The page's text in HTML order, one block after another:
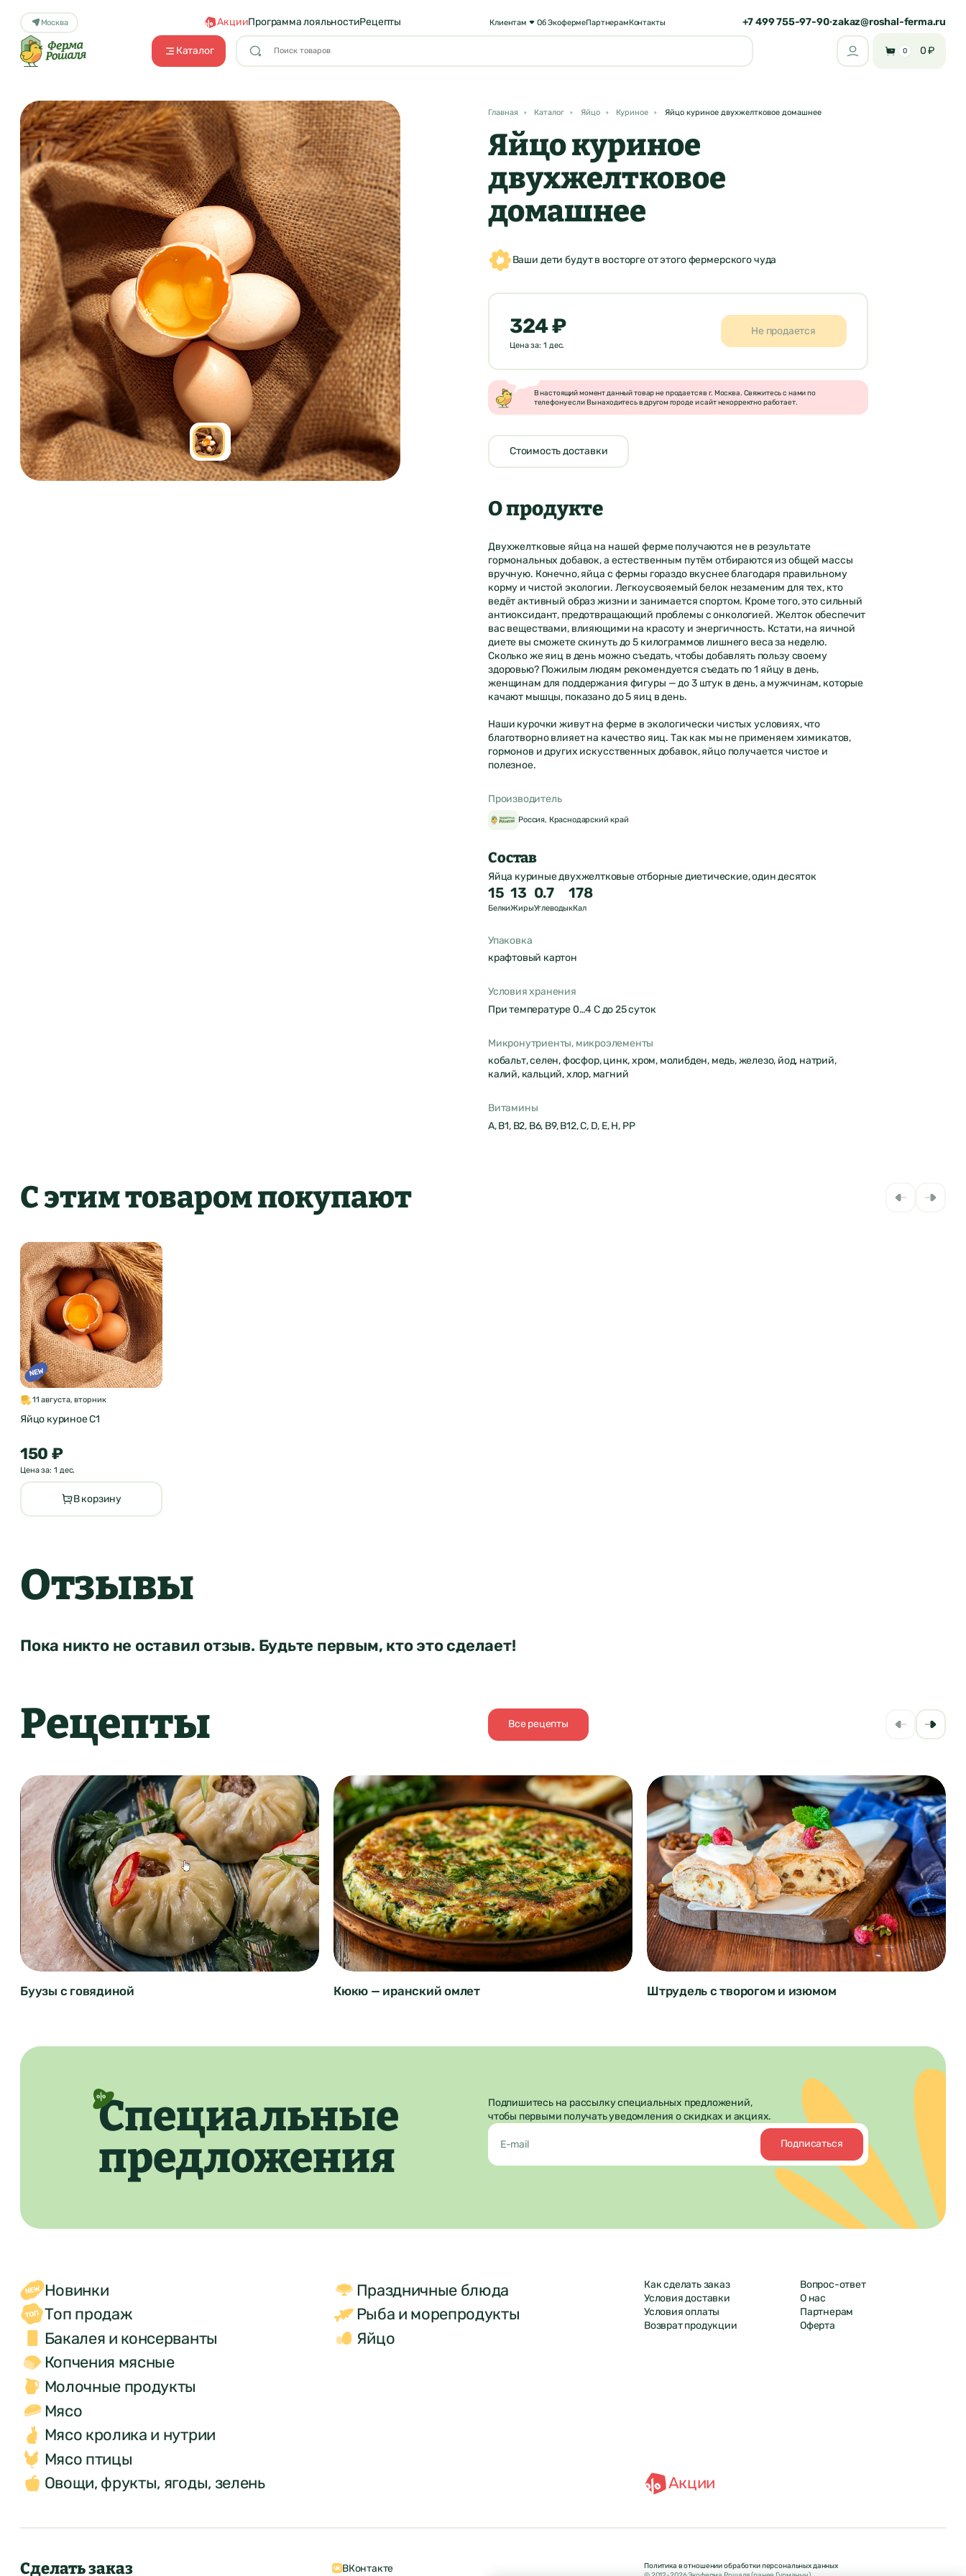
Москва АкцииПрограмма лояльностиРецепты Клиентам Об ЭкофермеПартнерамКонтакты +7 499 755-97-90•zakaz@roshal-ferma.ru
Каталог 0 0 ₽
Главная Каталог Яйцо Куриное Яйцо куриное двухжелтковое домашнее
Яйцо куриное
двухжелтковое
домашнее
Ваши дети будут в восторге от этого фермерского чуда
324 ₽
Цена за: 1 дес.
Не продается
В настоящий момент данный товар не продается в г. Москва. Свяжитесь с нами по
телефону если Вы находитесь в другом городе и сайт некорректно работает.
Стоимость доставки
О продукте
Двухжелтковые яйца на нашей ферме получаются не в результате
гормональных добавок, а естественным путём отбираются из общей массы
вручную. Конечно, яйца с фермы гораздо вкуснее благодаря правильному
корму и чистой экологии. Легкоусвояемый белок незаменим для тех, кто
ведёт активный образ жизни и занимается спортом. Кроме того, это сильный
антиоксидант, предотвращающий проблемы с онкологией. Желток обеспечит
вас веществами, влияющими на красоту и энергичность. Кстати, на яичной
диете вы сможете скинуть до 5 килограммов лишнего веса за неделю.
Сколько же яиц в день можно съедать, чтобы добавлять пользу своему
здоровью? Пожилым людям рекомендуется съедать по 1 яйцу в день,
женщинам для поддержания фигуры — до 3 штук в день, а мужчинам, которые
качают мышцы, показано до 5 яиц в день.
Наши курочки живут на ферме в экологически чистых условиях, что
благотворно влияет на качество яиц. Так как мы не применяем химикатов,
гормонов и других искусственных добавок, яйцо получается чистое и
полезное.
Производитель
Россия, Краснодарский край
Состав
Яйца куриные двухжелтковые отборные диетические, один десяток
15
Белки
13
Жиры
0.7
Углеводы
178
кКал
Упаковка
крафтовый картон
Условия хранения
При температуре 0…4 С до 25 суток
Микронутриенты, микроэлементы
кобальт, селен, фосфор, цинк, хром, молибден, медь, железо, йод, натрий,
калий, кальций, хлор, магний
Витамины
А, В1, B2, В6, B9, В12, C, D, E, H, PP
С этим товаром покупают
11 августа, вторник
Яйцо куриное С1
150 ₽
Цена за: 1 дес.
В корзину
Отзывы
Пока никто не оставил отзыв. Будьте первым, кто это сделает!
Рецепты Все рецепты
Буузы с говядиной Кюкю — иранский омлет Штрудель с творогом и изюмом
Специальные
предложения
Подпишитесь на рассылку специальных предложений,
чтобы первыми получать уведомления о скидках и акциях.
Подписаться
Новинки
Топ продаж
Бакалея и консерванты
Копчения мясные
Молочные продукты
Мясо
Мясо кролика и нутрии
Мясо птицы
Овощи, фрукты, ягоды, зелень
Праздничные блюда
Рыба и морепродукты
Яйцо
Как сделать заказ
Условия доставки
Условия оплаты
Возврат продукции
Акции
Вопрос-ответ
О нас
Партнерам
Оферта
Сделать заказ ВКонтакте
Политика в отношении обработки персональных данных